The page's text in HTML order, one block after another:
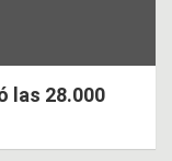
las 28.000